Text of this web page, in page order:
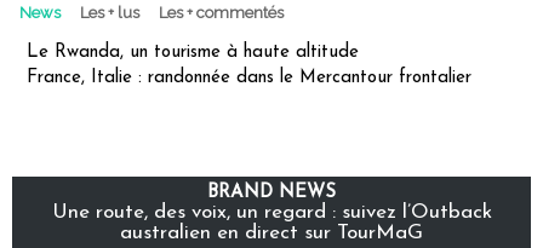
News Les + lus Les + commentés
Le Rwanda, un tourisme à haute altitude
France, Italie : randonnée dans le Mercantour frontalier
BRAND NEWS
Une route, des voix, un regard : suivez l’Outback
australien en direct sur TourMaG